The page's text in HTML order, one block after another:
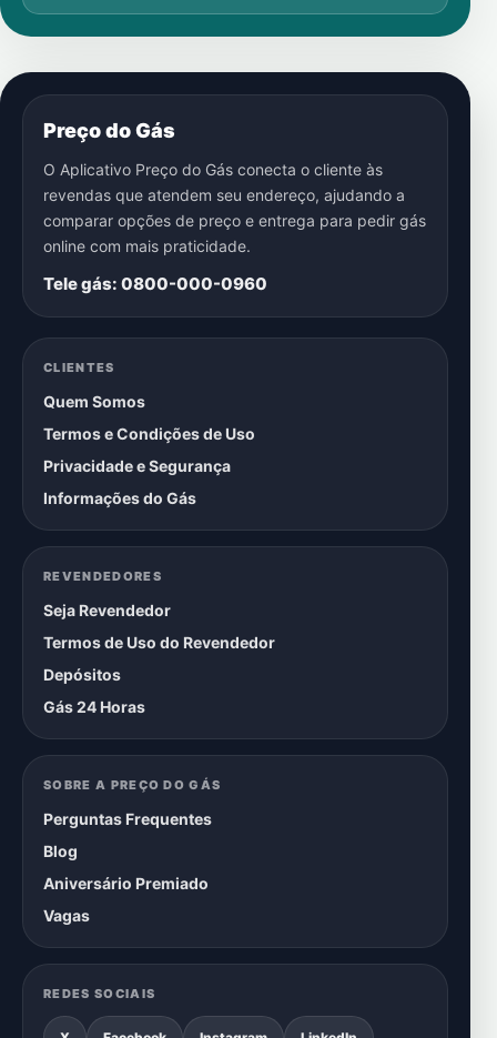
Preço do Gás
O Aplicativo Preço do Gás conecta o cliente às
revendas que atendem seu endereço, ajudando a
comparar opções de preço e entrega para pedir gás
online com mais praticidade.
Tele gás: 0800-000-0960
CLIENTES
Quem Somos
Termos e Condições de Uso
Privacidade e Segurança
Informações do Gás
REVENDEDORES
Seja Revendedor
Termos de Uso do Revendedor
Depósitos
Gás 24 Horas
SOBRE A PREÇO DO GÁS
Perguntas Frequentes
Blog
Aniversário Premiado
Vagas
REDES SOCIAIS